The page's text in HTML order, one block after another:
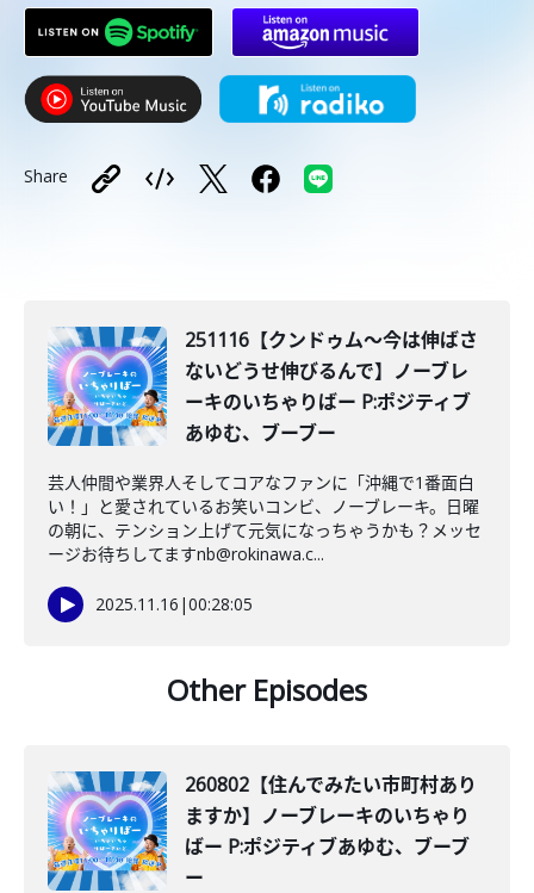
Share
251116【クンドゥム〜今は伸ばさ
ないどうせ伸びるんで】ノーブレ
ーキのいちゃりばー P:ポジティブ
あゆむ、ブーブー
芸人仲間や業界人そしてコアなファンに「沖縄で1番面白
い！」と愛されているお笑いコンビ、ノーブレーキ。日曜
の朝に、テンション上げて元気になっちゃうかも？メッセ
ージお待ちしてますnb@rokinawa.c...
2025.11.16 |00:28:05
Other Episodes
260802【住んでみたい市町村あり
ますか】ノーブレーキのいちゃり
ばー P:ポジティブあゆむ、ブーブ
ー